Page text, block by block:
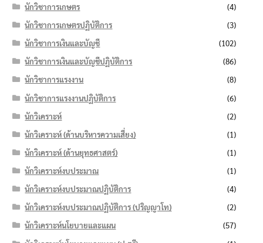
นักวิชาการเกษตร
(4)
นักวิชาการเกษตรปฏิบัติการ
(3)
นักวิชาการเงินและบัญชี
(102)
นักวิชาการเงินและบัญชีปฏิบัติการ
(86)
นักวิชาการแรงงาน
(8)
นักวิชาการแรงงานปฏิบัติการ
(6)
นักวิเคราะห์
(2)
นักวิเคราะห์ (ด้านบริหารความเสี่ยง)
(1)
นักวิเคราะห์ (ด้านยุทธศาสตร์)
(1)
นักวิเคราะห์งบประมาณ
(1)
นักวิเคราะห์งบประมาณปฏิบัติการ
(4)
นักวิเคราะห์งบประมาณปฏิบัติการ (ปริญญาโท)
(2)
นักวิเคราะห์นโยบายและแผน
(57)